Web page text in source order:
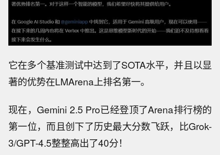
它在多个基准测试中达到了SOTA水平，并且以显
著的优势在LMArena上排名第一。
现在，Gemini 2.5 Pro已经登顶了Arena排行榜的
第一位，而且创下了历史最大分数飞跃，比Grok-
3/GPT-4.5整整高出了40分！